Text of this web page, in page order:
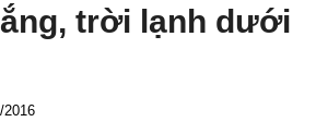
trời lạnh dưới
2016